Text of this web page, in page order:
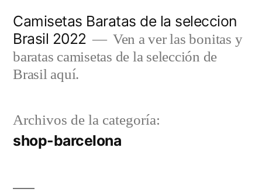
contenido
Camisetas Baratas de la seleccion
Brasil 2022
Ven a ver las bonitas y
baratas camisetas de la selección de
Brasil aquí.
Archivos de la categoría:
shop-barcelona